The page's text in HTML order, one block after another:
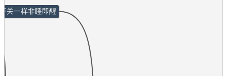
关一样非睡即醒